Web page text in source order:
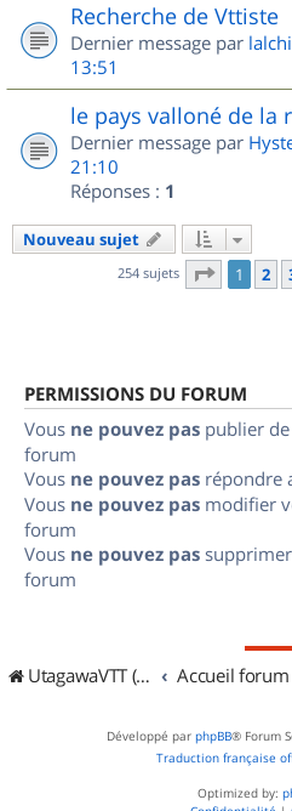
Recherche de Vttiste
Dernier message par
13:51
le pays valloné de la
Dernier message par
21:10
Réponses : 1
Nouveau sujet
254 sujets Page 1
1 2
PERMISSIONS DU FORUM
Vous ne pouvez pas publier
forum
Vous ne pouvez pas répondre
Vous ne pouvez pas modifier
forum
Vous ne pouvez pas
forum
UtagawaVTT (Randos VTT et VTTAE avec traces GPS) Accueil forum
Développé par phpBB® Forum
Traduction française
Optimized by: